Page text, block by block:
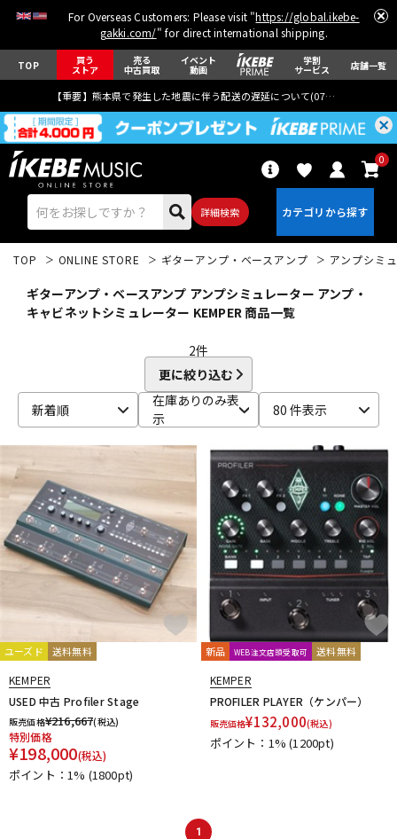
For Overseas Customers: Please visit "https://global.ikebe-
gakki.com/" for direct international shipping.
TOP 買う
ストア
売る
中古買取
イベント
動画
学割
サービス 店舗一覧
【重要】熊本県で発生した地震に伴う配送の遅延について(07月29日
詳細検索
0
ベース ウクレレ
ドラム パーカッション
キーボード 電子ピアノ
管楽器 その他楽器
DTM
TOP ONLINE STORE ギターアンプ・ベースアンプ アンプシミ
ギターアンプ・ベースアンプ アンプシミュレーター アンプ・
キャビネットシミュレーター KEMPER 商品一覧
2件
更に絞り込む
新着順
在庫ありのみ表
示
80 件表示
ユーズド 送料無料
KEMPER
USED 中古 Profiler Stage
販売価格¥216,667(税込)
特別価格
¥198,000(税込)
ポイント：1% (1800pt)
新品 WEB注文店頭受取可 送料無料
KEMPER
PROFILER PLAYER（ケンパー）
販売価格¥132,000(税込)
ポイント：1%(1200pt)
1